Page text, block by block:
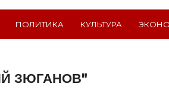
ПОЛИТИКА КУЛЬТУРА
ЗЮГАНОВ"